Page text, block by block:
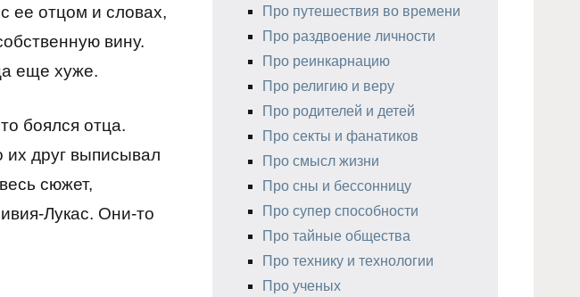
ее отцом и словах,
вину.
еще хуже.
боялся отца.
их друг выписывал
сюжет,
Лукас. Они-то
Про путешествия во времени
Про раздвоение личности
Про реинкарнацию
Про религию и веру
Про родителей и детей
Про секты и фанатиков
Про смысл жизни
Про сны и бессонницу
Про супер способности
Про тайные общества
Про технику и технологии
Про ученых